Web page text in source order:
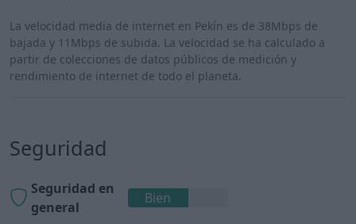
La velocidad media de internet en Pekín es de 38Mbps de
bajada y 11Mbps de subida. La velocidad se ha calculado a
partir de colecciones de datos públicos de medición y
rendimiento de internet de todo el planeta.
Seguridad
Seguridad en
general
Bien